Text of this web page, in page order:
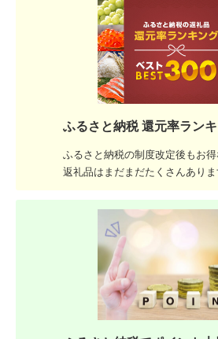
ふるさと納税 還元率ラン
ふるさと納税の制度改定後もお得
返礼品はまだまだたくさんありま